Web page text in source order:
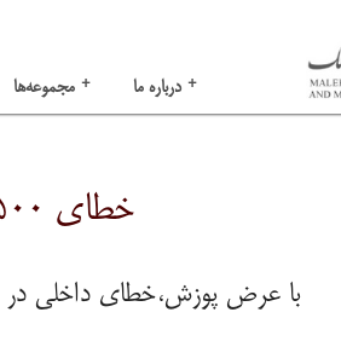
مجموعه‌ها + درباره ما +
خطای ۵۰۰
با عرض پوزش،خطای داخلی